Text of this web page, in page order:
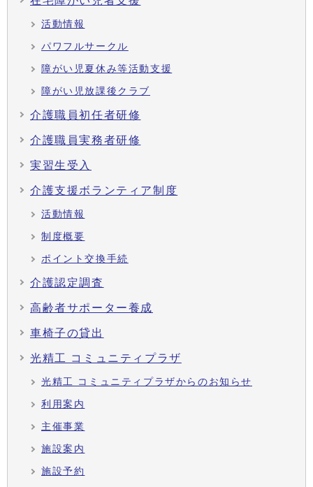
活動情報
パワフルサークル
障がい児夏休み等活動支援
障がい児放課後クラブ
介護職員初任者研修
介護職員実務者研修
実習生受入
介護支援ボランティア制度
活動情報
制度概要
ポイント交換手続
介護認定調査
高齢者サポーター養成
車椅子の貸出
光精工 コミュニティプラザ
光精工 コミュニティプラザからのお知らせ
利用案内
主催事業
施設案内
施設予約